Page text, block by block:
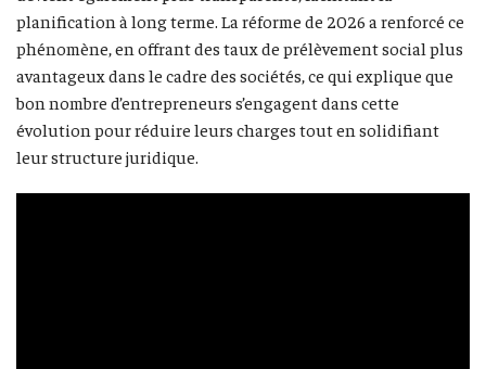
planification à long terme. La réforme de 2026 a renforcé ce
phénomène, en offrant des taux de prélèvement social plus
avantageux dans le cadre des sociétés, ce qui explique que
bon nombre d’entrepreneurs s’engagent dans cette
évolution pour réduire leurs charges tout en solidifiant
leur structure juridique.